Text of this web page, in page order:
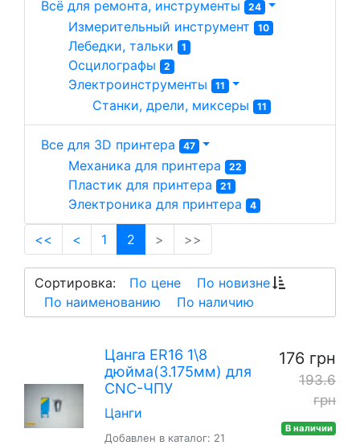
Всё для ремонта, инструменты 24
Измерительный инструмент 10
Лебедки, тальки 1
Осцилографы 2
Электроинструменты 11
Станки, дрели, миксеры 11
Все для 3D принтера 47
Механика для принтера 22
Пластик для принтера 21
Электроника для принтера 4
<< < 1 2 (current)
> >>
Сортировка: По цене
По новизне
По наименованию
По наличию
Цанга ER16 1\8
дюйма(3.175мм) для
CNC-ЧПУ
Цанги
Добавлен в каталог: 21
176 грн
193.6
грн
В наличии